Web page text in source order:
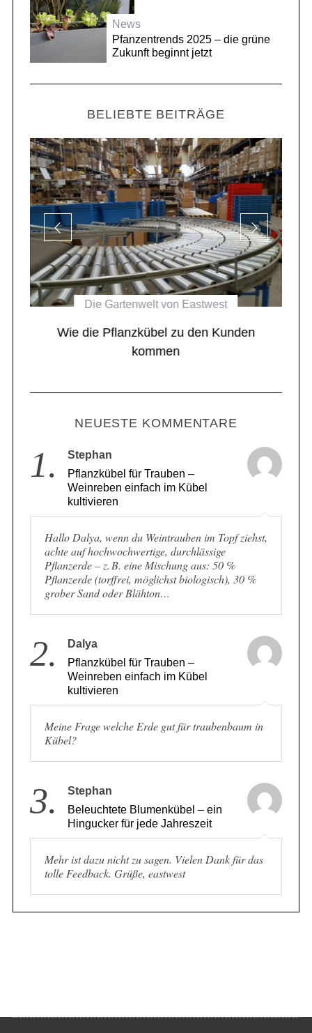
News
Pfanzentrends 2025 – die grüne
Zukunft beginnt jetzt
BELIEBTE BEITRÄGE
Die Gartenwelt von Eastwest
Wie die Pflanzkübel zu den Kunden
kommen
NEUESTE KOMMENTARE
1.
Stephan
Pflanzkübel für Trauben –
Weinreben einfach im Kübel
kultivieren
Hallo Dalya, wenn du Weintrauben im Topf ziehst,
achte auf hochwochwertige, durchlässige
Pflanzerde – z. B. eine Mischung aus: 50 %
Pflanzerde (torffrei, möglichst biologisch), 30 %
grober Sand oder Blähton…
2.
Dalya
Pflanzkübel für Trauben –
Weinreben einfach im Kübel
kultivieren
Meine Frage welche Erde gut für traubenbaum in
Kübel?
3.
Stephan
Beleuchtete Blumenkübel – ein
Hingucker für jede Jahreszeit
Mehr ist dazu nicht zu sagen. Vielen Dank für das
tolle Feedback. Grüße, eastwest